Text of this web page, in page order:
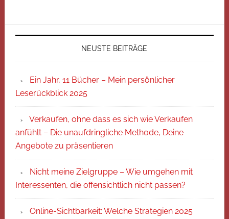
NEUSTE BEITRÄGE
Ein Jahr, 11 Bücher – Mein persönlicher
Leserückblick 2025
Verkaufen, ohne dass es sich wie Verkaufen
anfühlt – Die unaufdringliche Methode, Deine
Angebote zu präsentieren
Nicht meine Zielgruppe – Wie umgehen mit
Interessenten, die offensichtlich nicht passen?
Online-Sichtbarkeit: Welche Strategien 2025